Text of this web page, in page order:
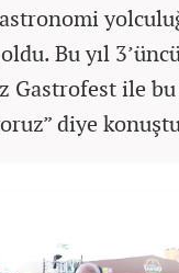
Bu yıl
Gastrofest ile
diye